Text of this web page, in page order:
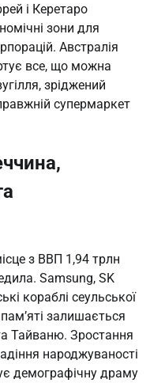
і Керетаро
зони для
Австралія
все, що можна
зріджений
супермаркет
з ВВП 1,94 трлн
Samsung, SK
кораблі сеульської
залишається
Тайваню. Зростання
народжуваності
демографічну драму